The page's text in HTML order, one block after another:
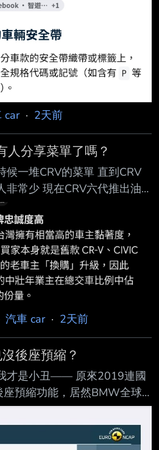
car· 2天前
人分享菜單了嗎？
候一堆CRV的菜單 直到CRV
非常少 現在CRV六代推出油
享過菜單 反而RAV4六代一堆
買CRV了嗎？ --
汽車 car· 2天前
後座預縮？
才是小丑—— 原來2019連國
預縮功能，居然BMW全球
開太大的車不太方便，19年
小改款給他上下班接送小孩
的理由很簡單 1.豪華品牌「應